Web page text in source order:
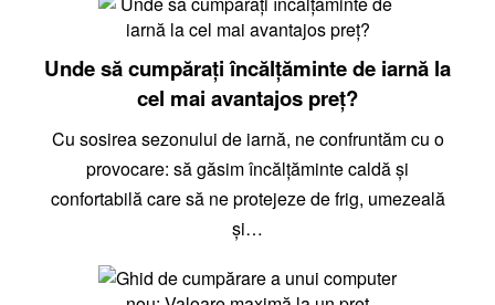
Unde să cumpărați încălțăminte de iarnă la
cel mai avantajos preț?
Cu sosirea sezonului de iarnă, ne confruntăm cu o
provocare: să găsim încălțăminte caldă și
confortabilă care să ne protejeze de frig, umezeală
și…